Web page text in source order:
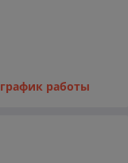
работы